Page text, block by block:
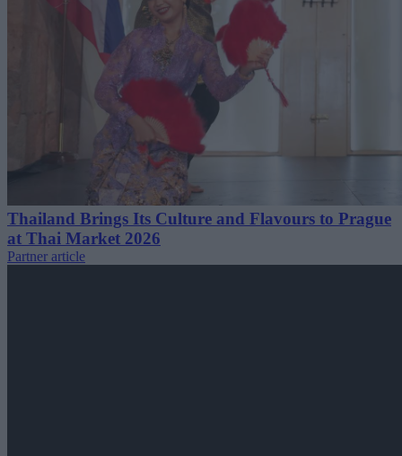
Thailand Brings Its Culture and Flavours to Prague
at Thai Market 2026
Partner article